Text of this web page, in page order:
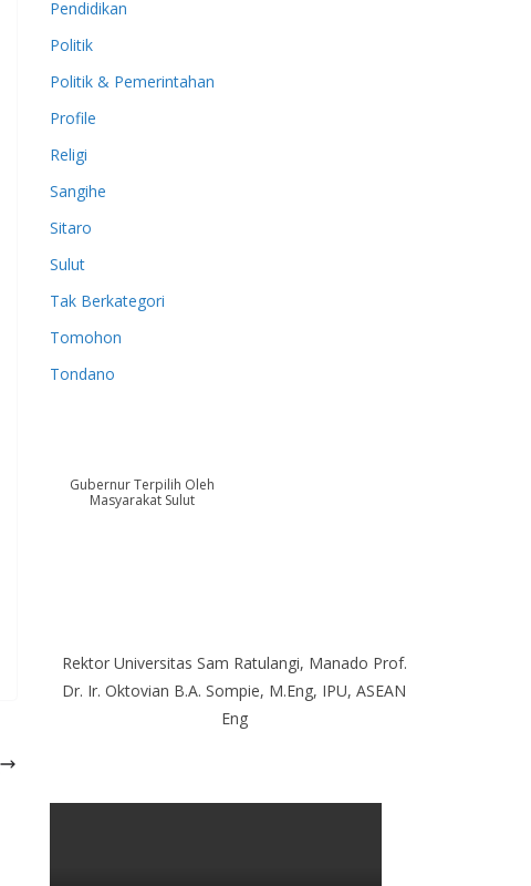
Pendidikan
Politik
Politik & Pemerintahan
Profile
Religi
Sangihe
Sitaro
Sulut
Tak Berkategori
Tomohon
Tondano
Gubernur Terpilih Oleh
Masyarakat Sulut
Rektor Universitas Sam Ratulangi, Manado Prof.
Dr. Ir. Oktovian B.A. Sompie, M.Eng, IPU, ASEAN
Eng